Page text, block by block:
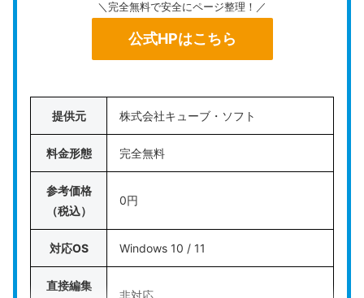
＼完全無料で安全にページ整理！／
公式HPはこちら
提供元 株式会社キューブ・ソフト
料金形態 完全無料
参考価格
（税込）
0円
対応OS Windows 10 / 11
直接編集
非対応